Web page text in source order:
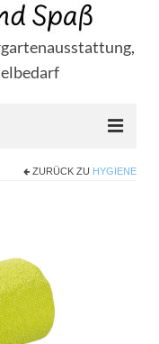
ZURÜCK ZU HYGIENE